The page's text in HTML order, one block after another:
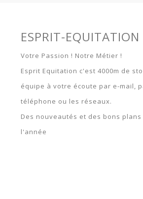
ESPRIT-EQUITATION
Votre Passion ! Notre Métier !
Esprit Equitation c'est 4000m de
équipe à votre écoute par e-mail,
téléphone ou les réseaux.
Des nouveautés et des bons
l'année